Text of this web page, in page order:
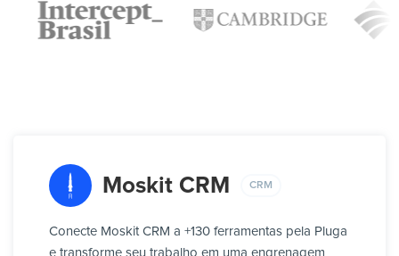
Moskit CRM CRM
Conecte Moskit CRM a +130 ferramentas pela Pluga
e transforme seu trabalho em uma engrenagem